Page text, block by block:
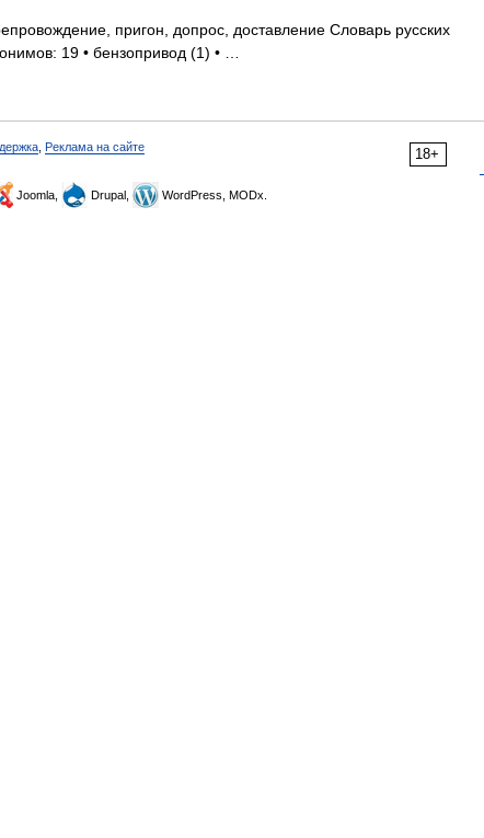
пригон, допрос, доставление Словарь русских
19 • бензопривод (1) • …
18+
Реклама на сайте
Joomla, Drupal, WordPress, MODx.